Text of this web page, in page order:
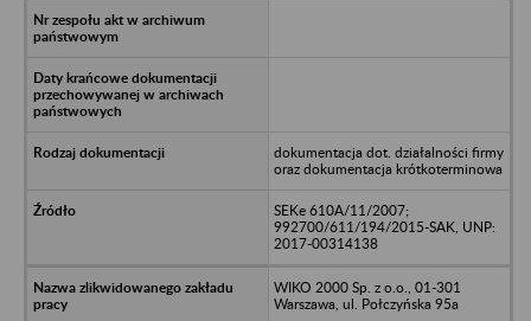
dokumentacja dot. działalności firmy
oraz dokumentacja krótkoterminowa
SEKe 610A/11/2007;
992700/611/194/2015-SAK, UNP:
2017-00314138
WIKO 2000 Sp. z o.o., 01-301
Warszawa, ul. Połczyńska 95a